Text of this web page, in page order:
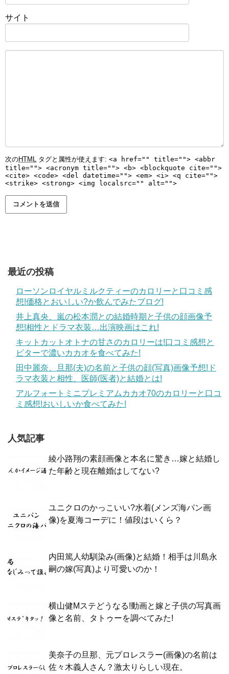
サイト
次のHTML タグと属性が使えます: <a href="" title=""> <abbr
title=""> <acronym title=""> <b> <blockquote cite="">
<cite> <code> <del datetime=""> <em> <i> <q cite="">
<strike> <strong> <img localsrc="" alt="">
最近の投稿
ローソンロイヤルミルクティーのカロリーと口コミ感
想!価格とおいしい?か飲んでみたブログ!
井上真央、嵐の松本潤との結婚時期と子供の顔画像予
想!相性とドラマ衣装…出演映画はこれ!
キットカットオトナの甘さのカロリーは!口コミ感想と
ビターで濃いカカオを食べてみた!
田中麗奈、旦那(夫)の名前と子供の顔(写真)画像予想!ド
ラマ衣装と相性、医師(医者)と結婚とは!
アルフォートミニプレミアムカカオ70のカロリーと口コ
ミ感想!おいしいか食べてみた!
人気記事
綾小路翔の素顔画像と本名に驚き…嫁と結婚し
た年齢と現在離婚はしてない?
ユニクロのかっこいい?水着(メンズ海パン画
像)を夏海コーデに！値段はいくら？
内田篤人幼馴染み(画像)と結婚！相手は川島永
嗣の嫁(写真)より可愛いのか！
横山健Mステどうなる!動画と嫁と子供の写真画
像と名前、タトゥーを調べてみた!
美奈子の旦那、元プロレスラー(画像)の名前は
佐々木義人さん？激太りらしい現在。